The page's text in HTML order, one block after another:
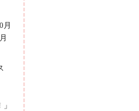
月